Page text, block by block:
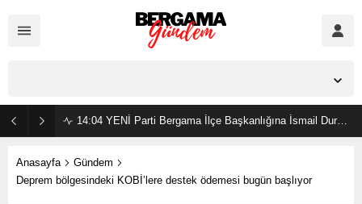
14:04 YENİ Parti Bergama İlçe Başkanlığına İsmail Durmaz görevlendirildi
Anasayfa
Gündem
Deprem bölgesindeki KOBİ’lere destek ödemesi bugün başlıyor